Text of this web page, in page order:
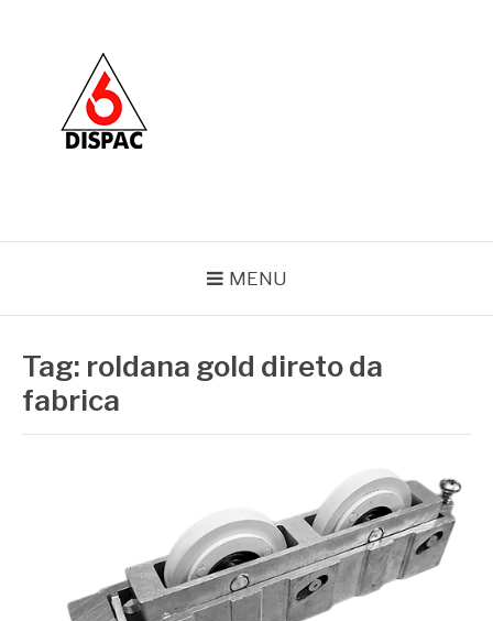
MENU
Tag: roldana gold direto da
fabrica